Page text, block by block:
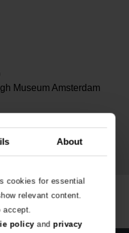
About
cookies for essential
relevant content.
accept.
policyand privacy
Museum Amsterdam